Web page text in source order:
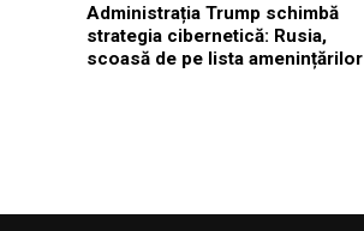
Administrația Trump schimbă
strategia cibernetică: Rusia,
scoasă de pe lista amenințărilor